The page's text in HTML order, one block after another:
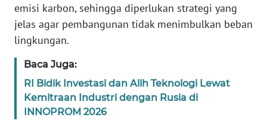
emisi karbon, sehingga diperlukan strategi yang
jelas agar pembangunan tidak menimbulkan beban
lingkungan.
Baca Juga:
RI Bidik Investasi dan Alih Teknologi Lewat
Kemitraan Industri dengan Rusia di
INNOPROM 2026
TENTANG
PEDOMAN
MEDIA
SIBER